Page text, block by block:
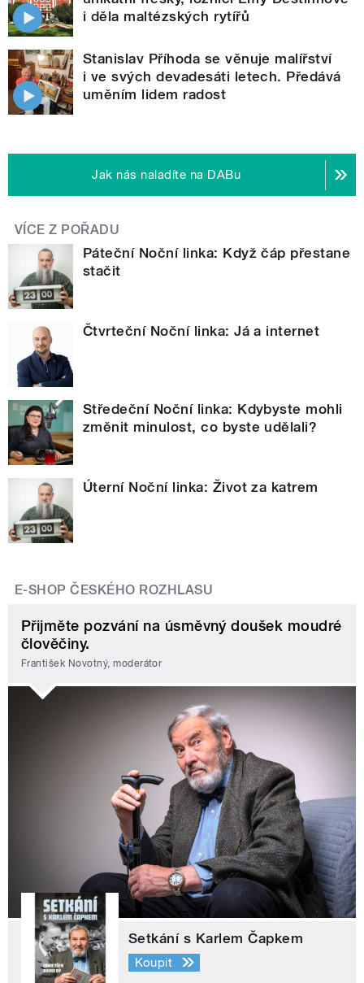
i děla maltézských rytířů
Stanislav Příhoda se věnuje malířství
i ve svých devadesáti letech. Předává
uměním lidem radost
Jak nás naladíte na DABu
VÍCE Z POŘADU
Páteční Noční linka: Když čáp přestane
stačit
Čtvrteční Noční linka: Já a internet
Středeční Noční linka: Kdybyste mohli
změnit minulost, co byste udělali?
Úterní Noční linka: Život za katrem
E-SHOP ČESKÉHO ROZHLASU
Přijměte pozvání na úsměvný doušek moudré
člověčiny.
František Novotný, moderátor
Setkání s Karlem Čapkem
Koupit